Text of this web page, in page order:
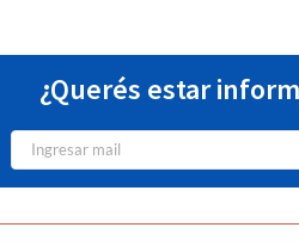
¿Querés estar